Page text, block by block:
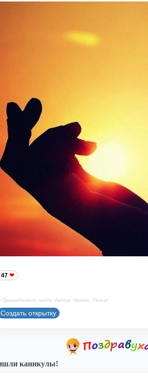
47
Принадлежит сайту. Автор: Horatio_Floreal
Создать открытку
каникулы!